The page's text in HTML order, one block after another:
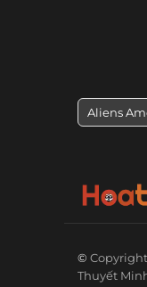
Aliens
©
Thuyết